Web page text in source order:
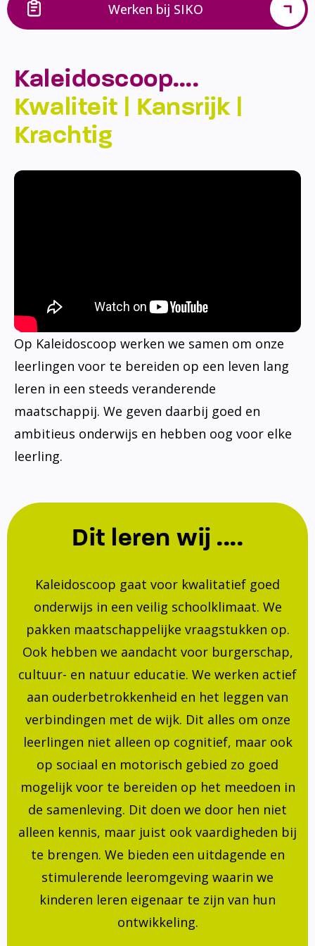
Werken bij SIKO
Kaleidoscoop….
Kwaliteit | Kansrijk |
Krachtig
Op Kaleidoscoop werken we samen om onze
leerlingen voor te bereiden op een leven lang
leren in een steeds veranderende
maatschappij. We geven daarbij goed en
ambitieus onderwijs en hebben oog voor elke
leerling.
Dit leren wij ....
Kaleidoscoop gaat voor kwalitatief goed
onderwijs in een veilig schoolklimaat. We
pakken maatschappelijke vraagstukken op.
Ook hebben we aandacht voor burgerschap,
cultuur- en natuur educatie. We werken actief
aan ouderbetrokkenheid en het leggen van
verbindingen met de wijk. Dit alles om onze
leerlingen niet alleen op cognitief, maar ook
op sociaal en motorisch gebied zo goed
mogelijk voor te bereiden op het meedoen in
de samenleving. Dit doen we door hen niet
alleen kennis, maar juist ook vaardigheden bij
te brengen. We bieden een uitdagende en
stimulerende leeromgeving waarin we
kinderen leren eigenaar te zijn van hun
ontwikkeling.